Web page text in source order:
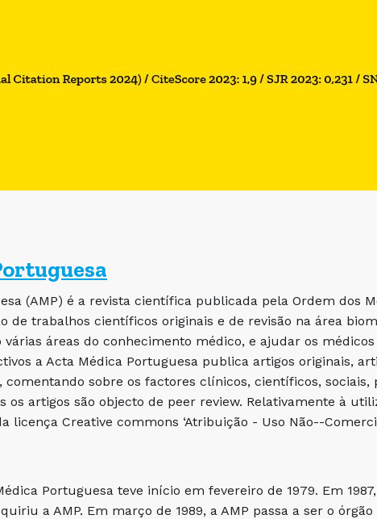
(AMP) é a revista científica publicada pela Ordem dos
de trabalhos científicos originais e de revisão na área
áreas do conhecimento médico, e ajudar os
a Acta Médica Portuguesa publica artigos originais,
sobre os factores clínicos, científicos, sociais,
os artigos são objecto de peer review. Relativamente à
licença Creative commons ‘Atribuição - Uso Não--
Portuguesa teve início em fevereiro de 1979. Em
a AMP. Em março de 1989, a AMP passa a ser o